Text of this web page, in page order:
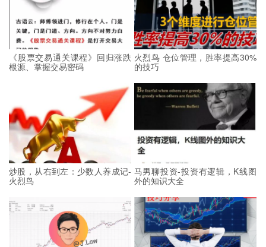
《股票交易通关课程》回归涨跌
根源、掌握交易密码
火烈鸟 仓位管理，胜率提高30%
的技巧
炒股，从右到左：少数人养成记-
火烈鸟
马男聊投资-投资有逻辑，K线图
外的知识大全